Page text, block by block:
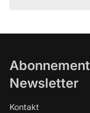
Abonnement
Newsletter
Kontakt